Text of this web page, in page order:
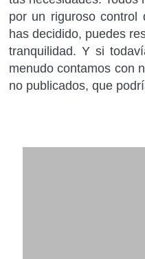
por un riguroso
has decidido, puedes
tranquilidad. Y si
menudo contamos con
no publicados, que